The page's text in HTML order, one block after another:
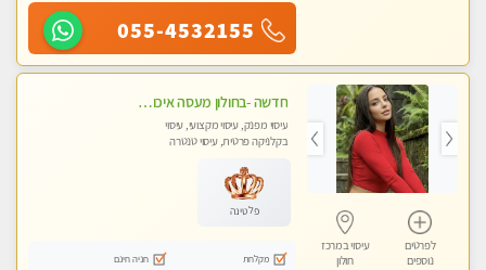
055-4532155
לפרטים
נוספים
עיסוי במרכז
חולון
חדשה -בחולון מעסה איכותית מפנקת ומקצועית לעיסוי חלומי ..... ללא מין
עיסוי מפנק, עיסוי מקצועי, עיסוי
בקלניקה פרטית, עיסוי טנטרה
פלטינה
מקלחת
חניה חינם